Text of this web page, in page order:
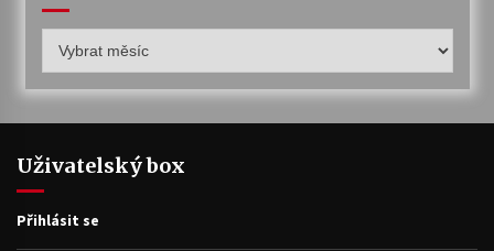
archiv
Uživatelský box
Přihlásit se